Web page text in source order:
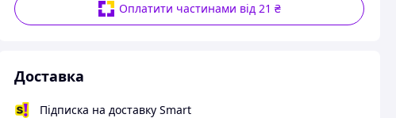
Оплатити частинами від 21 ₴
Доставка
Підписка на доставку Smart